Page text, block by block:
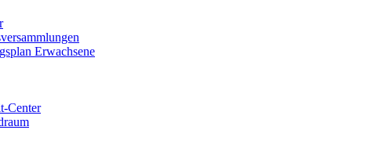
Erwachsene
Center